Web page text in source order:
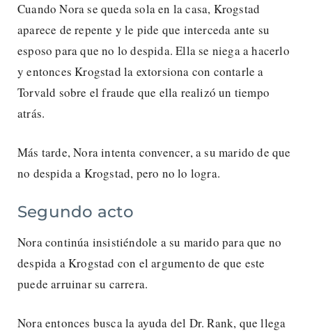
Cuando Nora se queda sola en la casa, Krogstad
aparece de repente y le pide que interceda ante su
esposo para que no lo despida. Ella se niega a hacerlo
y entonces Krogstad la extorsiona con contarle a
Torvald sobre el fraude que ella realizó un tiempo
atrás.
Más tarde, Nora intenta convencer, a su marido de que
no despida a Krogstad, pero no lo logra.
Segundo acto
Nora continúa insistiéndole a su marido para que no
despida a Krogstad con el argumento de que este
puede arruinar su carrera.
Nora entonces busca la ayuda del Dr. Rank, que llega